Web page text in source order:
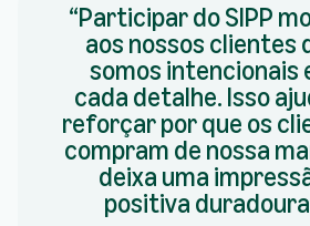
Participar do SIPP
aos nossos clientes
somos intencionais
cada detalhe. Isso
reforçar por que os
compram de nossa
deixa uma
positiva